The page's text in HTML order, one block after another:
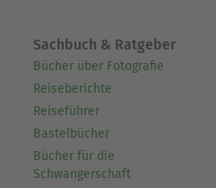
Sachbuch & Ratgeber
Bücher über Fotografie
Reiseberichte
Reiseführer
Bastelbücher
Bücher für die
Schwangerschaft